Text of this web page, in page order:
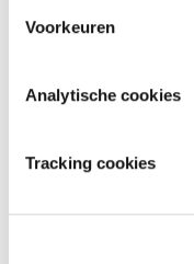
Voorkeuren
Analytische cookies
Tracking cookies